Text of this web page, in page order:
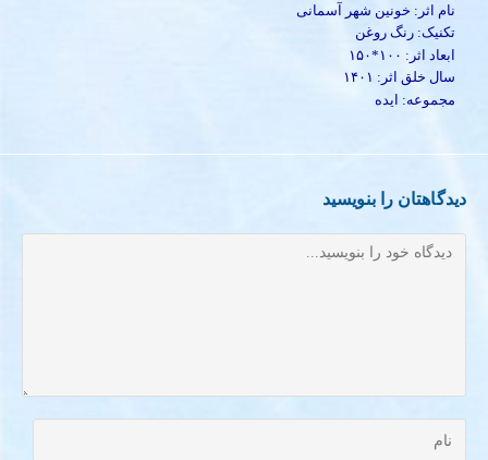
نام اثر: خونین شهر آسمانی
تکنیک: رنگ روغن
ابعاد اثر: ۱۰۰*۱۵۰
سال خلق اثر: ۱۴۰۱
مجموعه: ایده
دیدگاهتان را بنویسید